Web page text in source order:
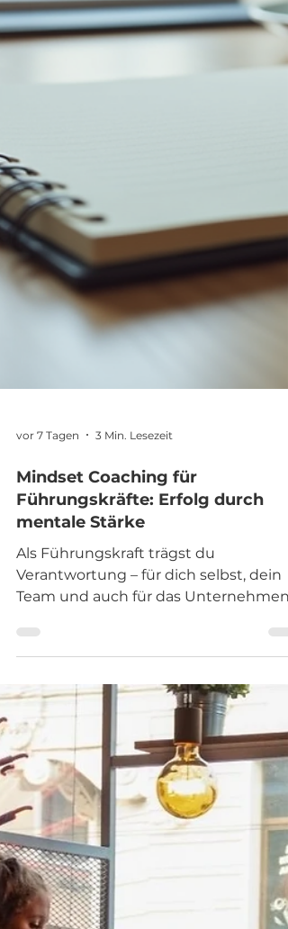
vor 7 Tagen 3 Min. Lesezeit
Mindset Coaching für
Führungskräfte: Erfolg durch
Team und auch für das Unternehmen
selbst. Diese Verantwortung bringt
vielfältige Herausforderungen mit sich:
komplexe Entscheidungen, Konflikte,
Zeitdruck und die Notwendigkeit,
ständig Neues zu lernen und dich
anzupassen. Ein starkes Mindset hilft
dir, in solchen Situationen klar und
gelassen zu bleiben.